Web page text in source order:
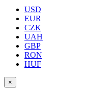
USD
EUR
CZK
UAH
GBP
RON
HUF
×